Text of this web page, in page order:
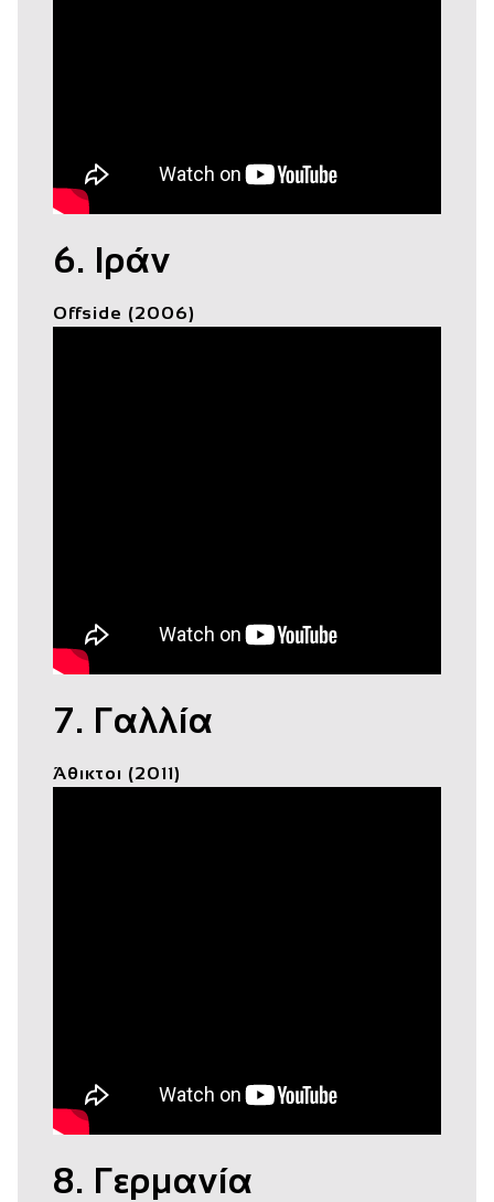
6. Ιράν
Offside (2006)
7. Γαλλία
Άθικτοι (2011)
8. Γερμανία